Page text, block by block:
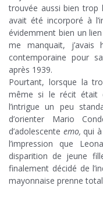
trouvée aussi bien trop
avait été incorporé à
évidemment bien un
me manquait,
contemporaine pour
après 1939.
Pourtant, lorsque la
même si le récit était
l’intrigue un peu
d’orienter Mario
d’adolescente emo,qui
l’impression que
disparition de jeune
finalement décidé de
mayonnaise prenne